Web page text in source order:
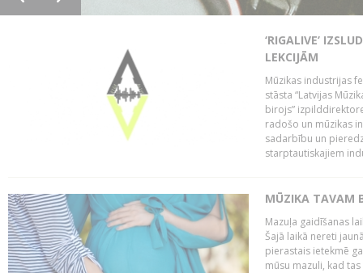
‘RIGALIVE’
LEKCIJĀM
Mūzikas industrijas
stāsta “Latvijas
birojs”
radošo un mūzikas
sadarbību un
starptautiskajiem
MŪZIKA TAVAM
Mazuļa gaidīšanas
Šajā laikā nereti
pierastais ietekmē
mūsu mazuli, kad